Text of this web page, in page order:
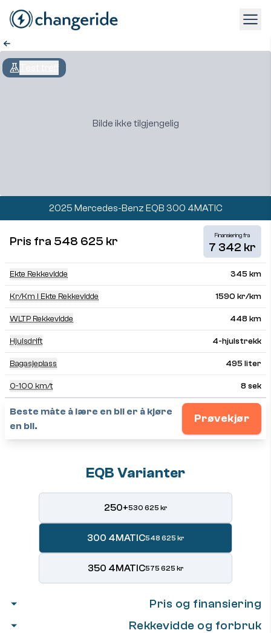
Bilde ikke tilgjengelig
2025 Mercedes-Benz EQB 300 4MATIC
Pris fra 548 625 kr Finansiering fra
7 342 kr
Ekte Rekkevidde 345 km
Kr/km I Ekte Rekkevidde 1590 kr/km
WLTP Rekkevidde 448 km
Hjulsdrift 4-hjulstrekk
Bagasjeplass 495 liter
0-100 km/t 8 sek
Beste måte å lære en bil er å kjøre
en bil.
Prøvekjør
EQB Varianter
250+530 625 kr
300 4MATIC548 625 kr
350 4MATIC575 625 kr
Pris og finansiering
Rekkevidde og forbruk